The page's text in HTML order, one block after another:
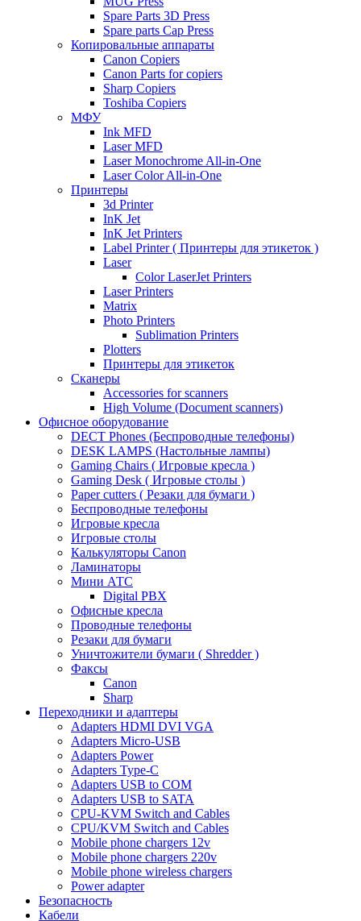
Spare Parts 3D Press
Spare parts Cap Press
Копировальные аппараты
Canon Copiers
Canon Parts for copiers
Sharp Copiers
Toshiba Copiers
МФУ
Ink MFD
Laser MFD
Laser Monochrome All-in-One
Laser Color All-in-One
Принтеры
3d Printer
InK Jet
InK Jet Printers
Label Printer ( Принтеры для этикеток )
Laser
Color LaserJet Printers
Laser Printers
Matrix
Photo Printers
Sublimation Printers
Plotters
Принтеры для этикеток
Сканеры
Accessories for scanners
High Volume (Document scanners)
Офисное оборудование
DECT Phones (Беспроводные телефоны)
DESK LAMPS (Настольные лампы)
Gaming Chairs ( Игровые кресла )
Gaming Desk ( Игровые столы )
Paper cutters ( Резаки для бумаги )
Беспроводные телефоны
Игровые кресла
Игровые столы
Калькуляторы Canon
Ламинаторы
Мини АТС
Digital PBX
Офисные кресла
Проводные телефоны
Резаки для бумаги
Уничтожители бумаги ( Shredder )
Факсы
Canon
Sharp
Переходники и адаптеры
Adapters HDMI DVI VGA
Adapters Micro-USB
Adapters Power
Adapters Type-C
Adapters USB to COM
Adapters USB to SATA
CPU-KVM Switch and Cables
CPU/KVM Switch and Cables
Mobile phone chargers 12v
Mobile phone chargers 220v
Mobile phone wireless chargers
Power adapter
Безопасность
Кабели